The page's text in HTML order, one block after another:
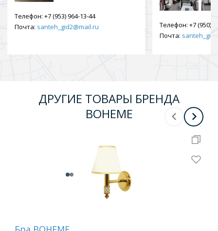
Телефон: +7 (953) 964-13-44
Почта: santeh_gid2@mail.ru Телефон: +7 (950)
Почта:
ДРУГИЕ ТОВАРЫ БРЕНДА
BOHEME